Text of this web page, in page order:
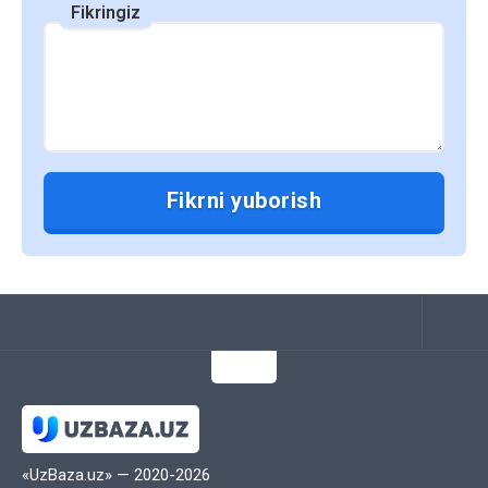
может быть значительным
(OER), которые доступны бесплатно или по
более доступным для широкого круга
Электронные учебники могут быть легко
обновлены, что позволяет студентам
получать самую актуальную информацию.
В отличие от печатных книг, которые могут
Fikringiz
«UzBaza.uz» — 2020-2026